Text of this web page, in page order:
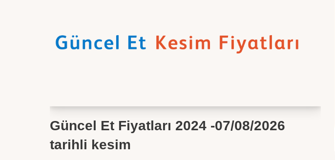
Güncel Et Fiyatları 2024 -07/08/2026
tarihli kesim